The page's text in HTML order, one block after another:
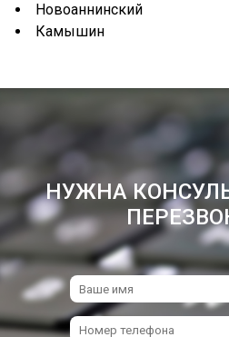
Новоаннинский
Камышин
НУЖНА